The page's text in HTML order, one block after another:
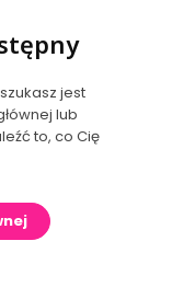
jest
lub
to, co Cię